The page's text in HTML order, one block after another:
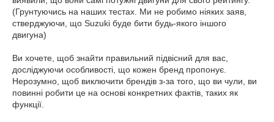
(Грунтуючись на наших тестах. Ми не робимо ніяких заяв,
стверджуючи, що Suzuki буде бити будь-якого іншого
двигуна)
Ви хочете, щоб знайти правильний підвісний для вас,
досліджуючи особливості, що кожен бренд пропонує.
Нерозумно, щоб виключити брендів з-за того, що ви чули, ви
повинні робити це на основі конкретних фактів, таких як
функції.